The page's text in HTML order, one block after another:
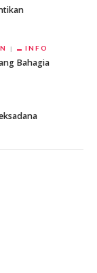
INFO
Bahagia